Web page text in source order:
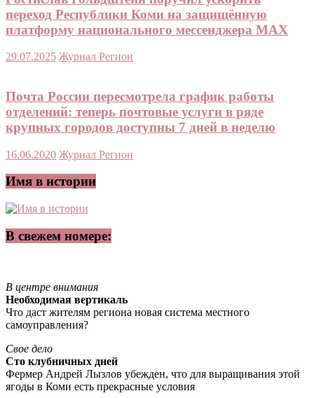
переход Республики Коми на защищённую
платформу национального мессенджера MAX
29.07.2025 Журнал Регион
Почта России пересмотрела график работы
отделений: теперь почтовые услуги в ряде
крупных городов доступны 7 дней в неделю
16.06.2020 Журнал Регион
Имя в истории
В свежем номере:
В центре внимания
Необходимая вертикаль
Что даст жителям региона новая система местного
самоуправления?
Свое дело
Сто клубничных дней
Фермер Андрей Лызлов убежден, что для выращивания этой
ягоды в Коми есть прекрасные условия